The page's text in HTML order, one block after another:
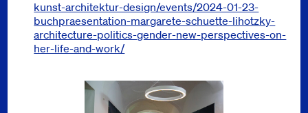
kunst-architektur-design/events/2024-01-23-
buchpraesentation-margarete-schuette-lihotzky-
architecture-politics-gender-new-perspectives-on-
her-life-and-work/